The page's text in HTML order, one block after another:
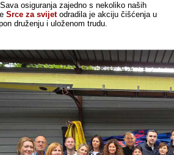
osiguranja zajedno s nekoliko naših
Srce za svijet odradila je akciju čišćenja u
druženju i uloženom trudu.